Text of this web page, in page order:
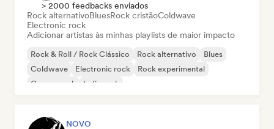
> 2000 feedbacks enviados
Rock alternativoBluesRock cristãoColdwave
Electronic rock
Adicionar artistas às minhas playlists de maior impacto
Rock & Roll / Rock Clássico Rock alternativo
Blues
Coldwave
Electronic rock
Rock experimental
Garage rock
Indie rock
NOVO